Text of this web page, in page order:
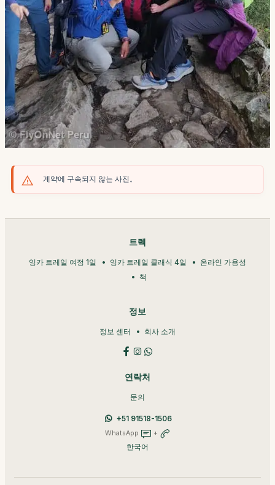
계약에 구속되지 않는 사진。
트렉
잉카 트레일 여정 1일 잉카 트레일 클래식 4일
온라인 가용성
책
정보
정보 센터 회사 소개
연락처
문의
+51 91518-1506
WhatsApp +
한국어